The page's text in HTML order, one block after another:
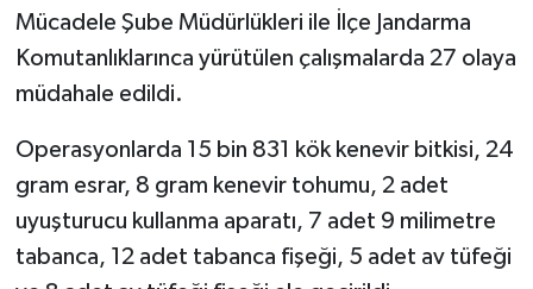
Mücadele Şube Müdürlükleri ile İlçe Jandarma
Komutanlıklarınca yürütülen çalışmalarda 27 olaya
müdahale edildi.
Operasyonlarda 15 bin 831 kök kenevir bitkisi, 24
gram esrar, 8 gram kenevir tohumu, 2 adet
uyuşturucu kullanma aparatı, 7 adet 9 milimetre
tabanca, 12 adet tabanca fişeği, 5 adet av tüfeği